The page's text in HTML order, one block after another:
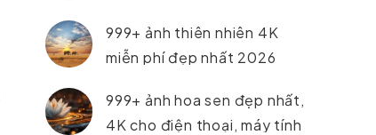
999+ ảnh thiên nhiên 4K
miễn phí đẹp nhất 2026
999+ ảnh hoa sen đẹp nhất,
4K cho điện thoại, máy tính